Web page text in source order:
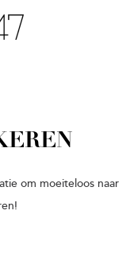
om moeiteloos naar